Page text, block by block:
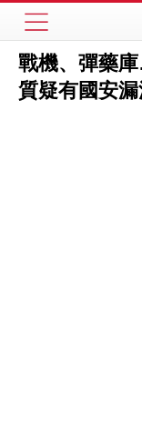
戰機、彈藥
質疑有國安漏